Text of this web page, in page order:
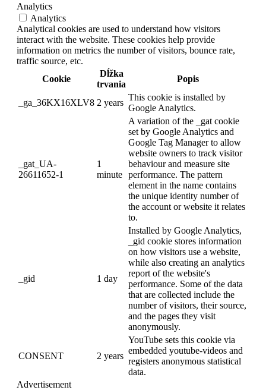
Analytics
Analytics
Analytical cookies are used to understand how visitors
interact with the website. These cookies help provide
information on metrics the number of visitors, bounce rate,
traffic source, etc.
Cookie
Dĺžka
trvania
Popis
_ga_36KX16XLV8 2 years
This cookie is installed by
Google Analytics.
_gat_UA-
26611652-1
1
minute
A variation of the _gat cookie
set by Google Analytics and
Google Tag Manager to allow
website owners to track visitor
behaviour and measure site
performance. The pattern
element in the name contains
the unique identity number of
the account or website it relates
to.
_gid 1 day
Installed by Google Analytics,
_gid cookie stores information
on how visitors use a website,
while also creating an analytics
report of the website's
performance. Some of the data
that are collected include the
number of visitors, their source,
and the pages they visit
anonymously.
CONSENT 2 years
YouTube sets this cookie via
embedded youtube-videos and
registers anonymous statistical
data.
Advertisement